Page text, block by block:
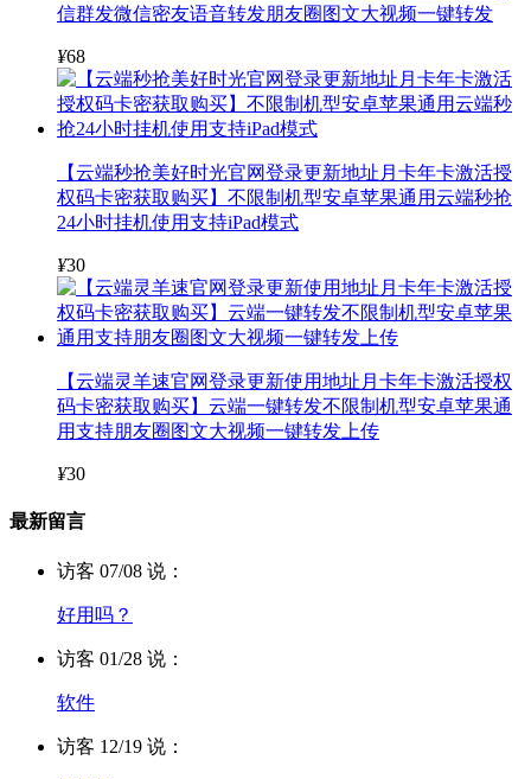
信群发微信密友语音转发朋友圈图文大视频一键转发
¥68
【云端秒抢美好时光官网登录更新地址月卡年卡激活授
权码卡密获取购买】不限制机型安卓苹果通用云端秒抢
24小时挂机使用支持iPad模式
¥30
【云端灵羊速官网登录更新使用地址月卡年卡激活授权
码卡密获取购买】云端一键转发不限制机型安卓苹果通
用支持朋友圈图文大视频一键转发上传
¥30
最新留言
访客 07/08 说：
好用吗？
访客 01/28 说：
软件
访客 12/19 说：